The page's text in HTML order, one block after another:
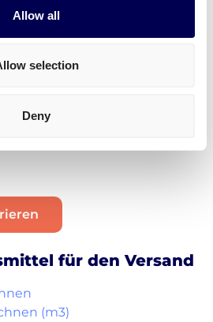
Allow all
selection
Deny
,Elektronik
Industrie, am
für den Versand
(m3)